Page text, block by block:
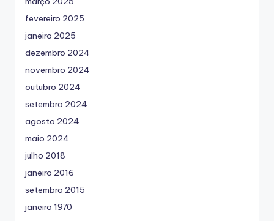
fevereiro 2025
janeiro 2025
dezembro 2024
novembro 2024
outubro 2024
setembro 2024
agosto 2024
maio 2024
julho 2018
janeiro 2016
setembro 2015
janeiro 1970